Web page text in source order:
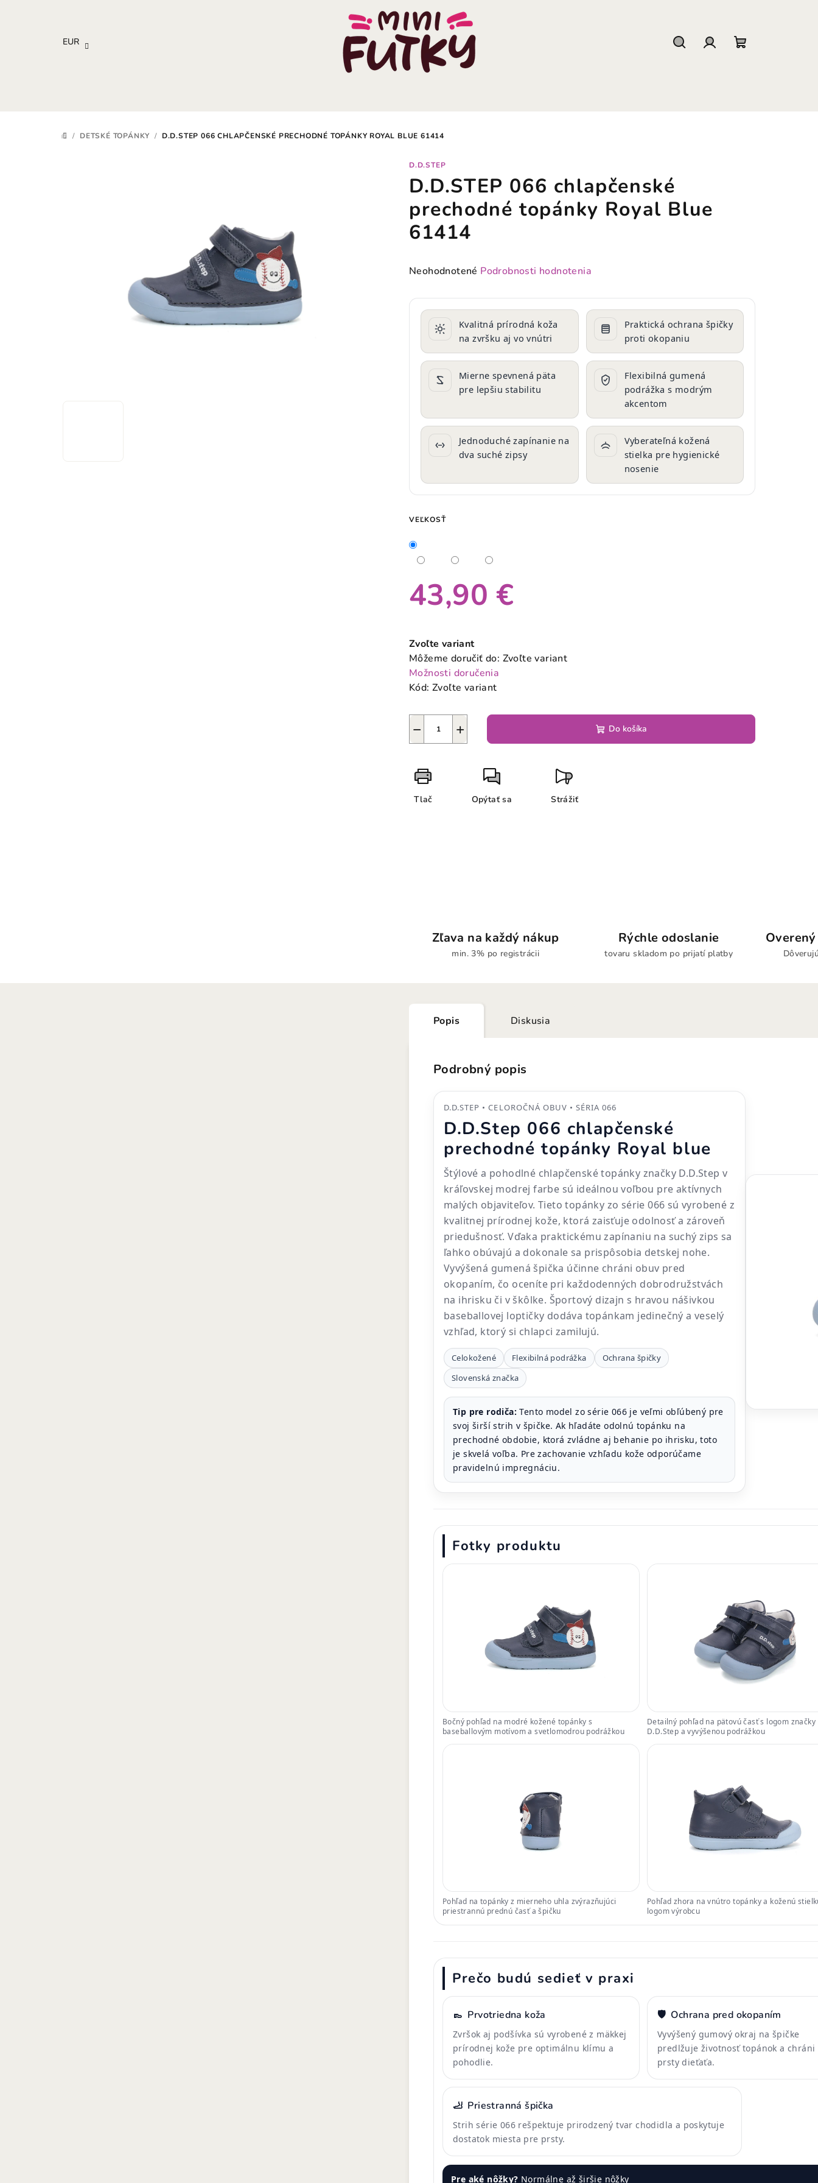
EUR
DOMOV
/ DETSKÉ TOPÁNKY / D.D.STEP 066 CHLAPČENSKÉ PRECHODNÉ TOPÁNKY ROYAL BLUE 61414
D.D.STEP
D.D.STEP 066 chlapčenské
prechodné topánky Royal Blue
61414
Priemerné
produktu
hviezdičiek.
Neohodnotené Podrobnosti hodnotenia
Kvalitná prírodná koža
na zvršku aj vo vnútri
Praktická ochrana špičky
proti okopaniu
Mierne spevnená päta
pre lepšiu stabilitu
Flexibilná gumená
podrážka s modrým
akcentom
Jednoduché zapínanie na
dva suché zipsy
Vyberateľná kožená
stielka pre hygienické
nosenie
VEĽKOSŤ
43,90 €
cena:
Zvoľte variant
Môžeme doručiť do: Zvoľte variant
Možnosti doručenia
Kód: Zvoľte variant
+
− Do košíka
Tlač Opýtať sa Strážiť
Zľava na každý nákup
min. 3% po registrácii
Rýchle odoslanie
tovaru skladom po prijatí platby
Popis Diskusia
Podrobný popis
D.D.STEP • CELOROČNÁ OBUV • SÉRIA 066
D.D.Step 066 chlapčenské
prechodné topánky Royal blue
Štýlové a pohodlné chlapčenské topánky značky D.D.Step v
kráľovskej modrej farbe sú ideálnou voľbou pre aktívnych
malých objaviteľov. Tieto topánky zo série 066 sú vyrobené z
kvalitnej prírodnej kože, ktorá zaisťuje odolnosť a zároveň
priedušnosť. Vďaka praktickému zapínaniu na suchý zips sa
ľahko obúvajú a dokonale sa prispôsobia detskej nohe.
Vyvýšená gumená špička účinne chráni obuv pred
okopaním, čo oceníte pri každodenných dobrodružstvách
na ihrisku či v škôlke. Športový dizajn s hravou nášivkou
baseballovej loptičky dodáva topánkam jedinečný a veselý
vzhľad, ktorý si chlapci zamilujú.
Celokožené Flexibilná podrážka
Ochrana špičky
Slovenská značka
Tip pre rodiča: Tento model zo série 066 je veľmi obľúbený pre
svoj širší strih v špičke. Ak hľadáte odolnú topánku na
prechodné obdobie, ktorá zvládne aj behanie po ihrisku, toto
je skvelá voľba. Pre zachovanie vzhľadu kože odporúčame
pravidelnú impregnáciu.
Fotky produktu
Bočný pohľad na modré kožené topánky s
baseballovým motívom a svetlomodrou podrážkou
Detailný pohľad na pätovú časť s logom značky
D.D.Step a vyvýšenou podrážkou
Pohľad na topánky z mierneho uhla zvýrazňujúci
priestrannú prednú časť a špičku
Pohľad zhora na vnútro topánky a koženú
logom výrobcu
Prečo budú sedieť v praxi
👞 Prvotriedna koža
Zvršok aj podšívka sú vyrobené z mäkkej
prírodnej kože pre optimálnu klímu a
pohodlie.
🛡️ Ochrana pred okopaním
Vyvýšený gumový okraj na špičke
predlžuje životnosť topánok a chráni
prsty dieťaťa.
🦶 Priestranná špička
Strih série 066 rešpektuje prirodzený tvar chodidla a poskytuje
dostatok miesta pre prsty.
Pre aké nôžky? Normálne až širšie nôžky